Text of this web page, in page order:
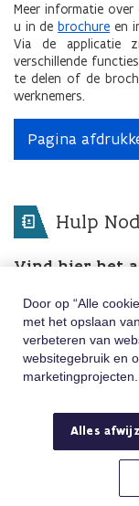
Meer informatie
u in debrochure en
Via de applicatie
verschillende
te delen of de
werknemers.
Pagina
Hulp
Vind hier het
Zoekterms
Nog andere
via
Telefoon
Door op “Alle
met het opslaan
verbeteren van
websitegebruik en
marketingprojecten.
Alles